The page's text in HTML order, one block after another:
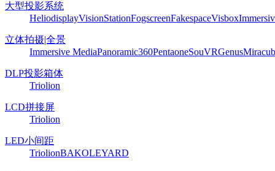
大型投影系统
HeliodisplayVisionStationFogscreenFakespaceVisbox
立体拍摄|全景
Immersive MediaPanoramic360PentaoneSouVRGenus
DLP投影箱体
Triolion
LCD拼接屏
Triolion
LED小间距
TriolionBAKOLEYARD